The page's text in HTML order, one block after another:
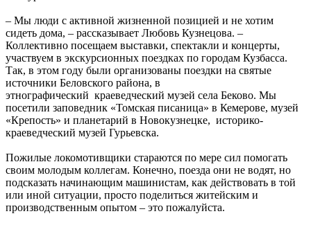
– Мы люди с активной жизненной позицией и не хотим
сидеть дома, – рассказывает Любовь Кузнецова. –
Коллективно посещаем выставки, спектакли и концерты,
участвуем в экскурсионных поездках по городам Кузбасса.
Так, в этом году были организованы поездки на святые
источники Беловского района, в
этнографический краеведческий музей села Беково. Мы
посетили заповедник «Томская писаница» в Кемерове, музей
«Крепость» и планетарий в Новокузнецке, историко-
краеведческий музей Гурьевска.
Пожилые локомотивщики стараются по мере сил помогать
своим молодым коллегам. Конечно, поезда они не водят, но
подсказать начинающим машинистам, как действовать в той
или иной ситуации, просто поделиться житейским и
производственным опытом – это пожалуйста.